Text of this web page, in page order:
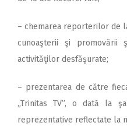
– chemarea reporterilor de
cunoaşterii şi
activităţilor desfăşurate;
– prezentarea de către
„Trinitas TV”, o dată la
reprezentative reflectate la